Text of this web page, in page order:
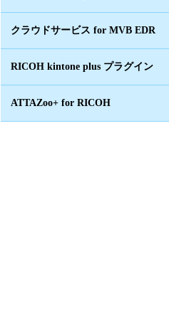
クラウドサービス for MVB EDR
RICOH kintone plus プラグイン
ATTAZoo+ for RICOH